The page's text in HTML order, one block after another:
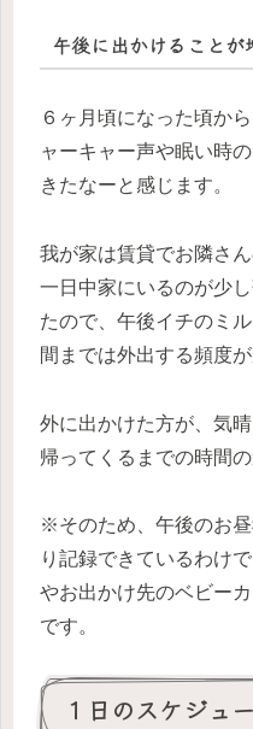
午後に出かけることが
６ヶ月頃になった頃か
ャーキャー声や眠い時
きたなーと感じます。
我が家は賃貸でお隣さ
一日中家にいるのが少
たので、午後イチのミ
間までは外出する頻度
外に出かけた方が、気
帰ってくるまでの時間
※そのため、午後のお
り記録できているわけ
やお出かけ先のベビー
です。
１日のスケジュ